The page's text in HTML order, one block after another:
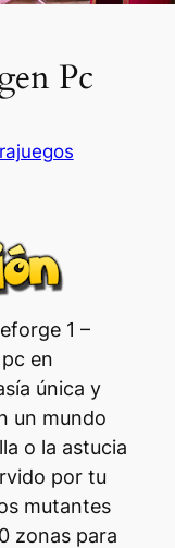
Pc
1 –
en
única y
un mundo
o la astucia
por tu
mutantes
zonas para